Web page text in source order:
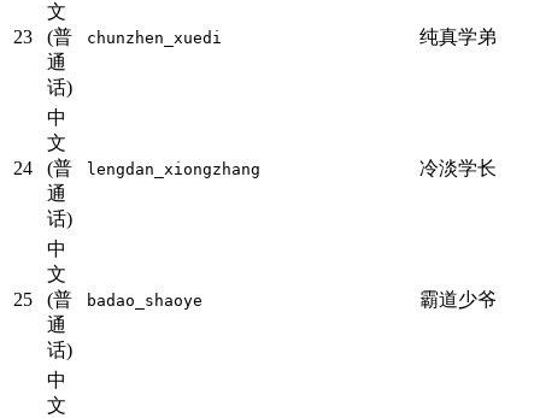
23
文
(普
通
话)
chunzhen_xuedi 纯真学弟
24
中
文
(普
通
话)
lengdan_xiongzhang 冷淡学长
25
中
文
(普
通
话)
badao_shaoye 霸道少爷
中
文